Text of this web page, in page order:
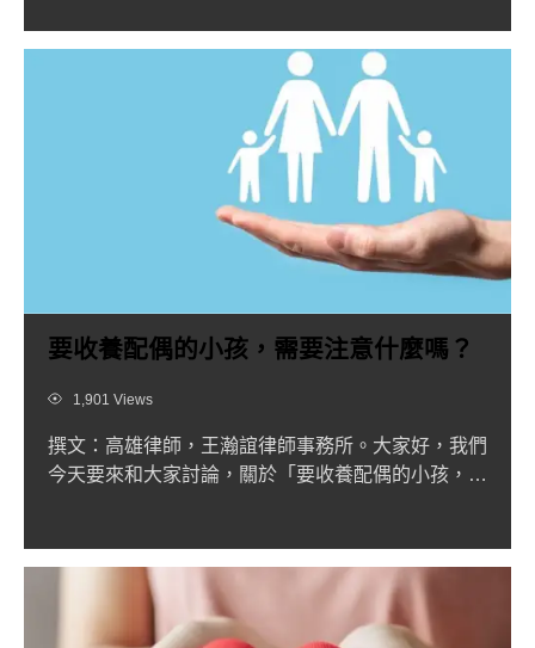
要收養配偶的小孩，需要注意什麼嗎？
Views1,901 Views
撰文：高雄律師，王瀚誼律師事務所。大家好，我們
今天要來和大家討論，關於「要收養配偶的小孩，需